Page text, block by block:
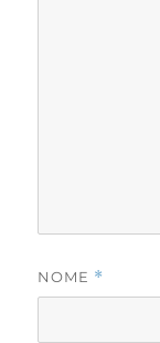
NOME *